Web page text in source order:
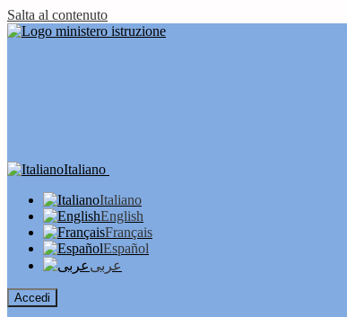
Salta al contenuto
Italiano
Italiano
English
Français
Español
عربى
Accedi